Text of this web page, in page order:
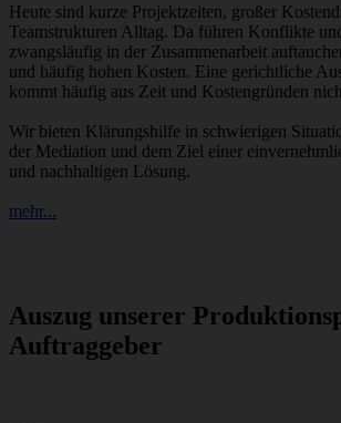
Heute sind kurze Projektzeiten, großer
Teamstrukturen Alltag. Da führen Konflikte
zwangsläufig in der Zusammenarbeit
und häufig hohen Kosten. Eine gerichtliche
kommt häufig aus Zeit und Kostengründen
Wir bieten Klärungshilfe in schwierigen
der Mediation und dem Ziel einer
und nachhaltigen Lösung.
mehr...
Auszug unserer
Auftraggeber